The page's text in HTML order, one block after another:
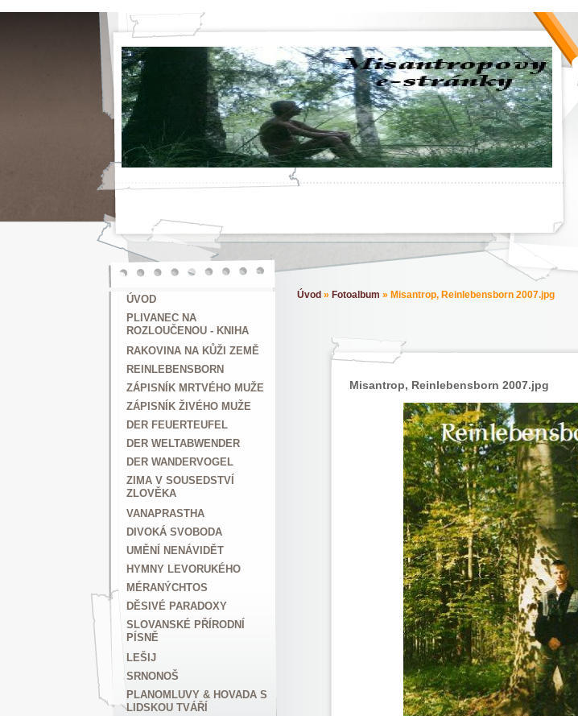
ÚVOD
PLIVANEC NA
ROZLOUČENOU - KNIHA
RAKOVINA NA KŮŽI ZEMĚ
REINLEBENSBORN
ZÁPISNÍK MRTVÉHO MUŽE
ZÁPISNÍK ŽIVÉHO MUŽE
DER FEUERTEUFEL
DER WELTABWENDER
DER WANDERVOGEL
ZIMA V SOUSEDSTVÍ
ZLOVĚKA
VANAPRASTHA
DIVOKÁ SVOBODA
UMĚNÍ NENÁVIDĚT
HYMNY LEVORUKÉHO
MÉRANÝCHTOS
DĚSIVÉ PARADOXY
SLOVANSKÉ PŘÍRODNÍ
PÍSNĚ
LEŠIJ
SRNONOŠ
PLANOMLUVY & HOVADA S
LIDSKOU TVÁŘÍ
Úvod » Fotoalbum » Misantrop, Reinlebensborn 2007.jpg
Misantrop, Reinlebensborn 2007.jpg